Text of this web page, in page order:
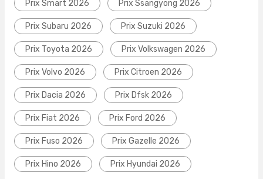
Prix Smart 2026 Prix Ssangyong 2026
Prix Subaru 2026 Prix Suzuki 2026
Prix Toyota 2026 Prix Volkswagen 2026
Prix Volvo 2026 Prix Citroen 2026
Prix Dacia 2026 Prix Dfsk 2026
Prix Fiat 2026 Prix Ford 2026
Prix Fuso 2026 Prix Gazelle 2026
Prix Hino 2026 Prix Hyundai 2026